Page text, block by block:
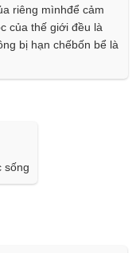
riêng mìnhđể cảm
của thế giới đều là
bị hạn chếbốn bể là
sống